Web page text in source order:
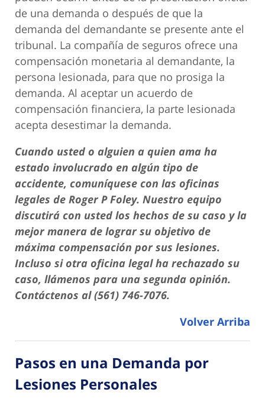
de una demanda o después de que la
demanda del demandante se presente ante el
tribunal. La compañía de seguros ofrece una
compensación monetaria al demandante, la
persona lesionada, para que no prosiga la
demanda. Al aceptar un acuerdo de
compensación financiera, la parte lesionada
acepta desestimar la demanda.
Cuando usted o alguien a quien ama ha
estado involucrado en algún tipo de
accidente, comuníquese con las oficinas
legales de Roger P Foley. Nuestro equipo
discutirá con usted los hechos de su caso y la
mejor manera de lograr su objetivo de
máxima compensación por sus lesiones.
Incluso si otra oficina legal ha rechazado su
caso, llámenos para una segunda opinión.
Contáctenos al (561) 746-7076.
Volver Arriba
Pasos en una Demanda por
Lesiones Personales